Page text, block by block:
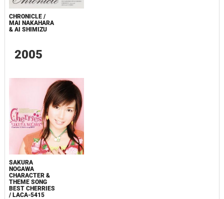
CHRONICLE /
MAI NAKAHARA
& AI SHIMIZU
2005
SAKURA
NOGAWA
CHARACTER &
THEME SONG
BEST CHERRIES
/ LACA-5415